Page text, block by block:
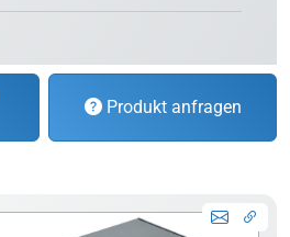
Produkt anfragen